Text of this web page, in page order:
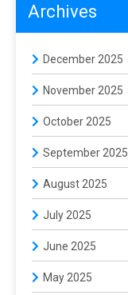
Archives
December 2025
November 2025
October 2025
September 2025
August 2025
July 2025
June 2025
May 2025